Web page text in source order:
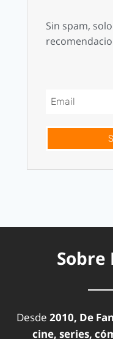
Sin spam,
Sobre
Desde 2010, De
cine, series,